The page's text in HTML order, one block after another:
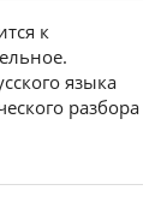
к
языка
разбора